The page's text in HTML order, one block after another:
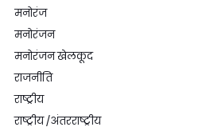
मनोरंज
मनोरंजन
मनोरंजन खेलकूद
राजनीति
राष्ट्रीय
राष्ट्रीय /अंतरराष्ट्रीय